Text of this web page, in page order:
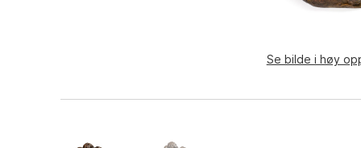
Se bilde i høy